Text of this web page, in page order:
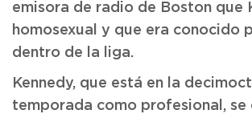
emisora de radio de Boston que
homosexual y que era conocido
dentro de la liga.
Kennedy, que está en la
temporada como profesional, se